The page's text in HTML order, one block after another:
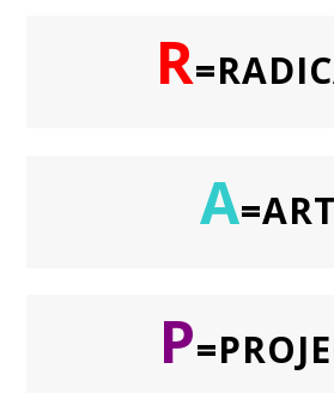
R
A=ART
P